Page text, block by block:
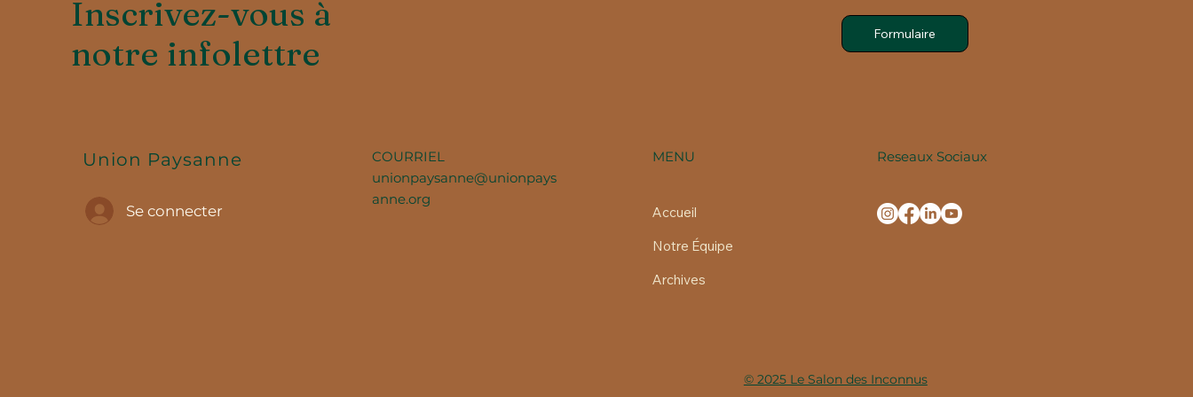
Inscrivez-vous à
notre infolettre
Formulaire
Union Paysanne
Se connecter
COURRIEL
unionpaysanne@unionpays
anne.org
MENU
Accueil
Notre Équipe
Archives
Reseaux Sociaux
© 2025 Le Salon des Inconnus